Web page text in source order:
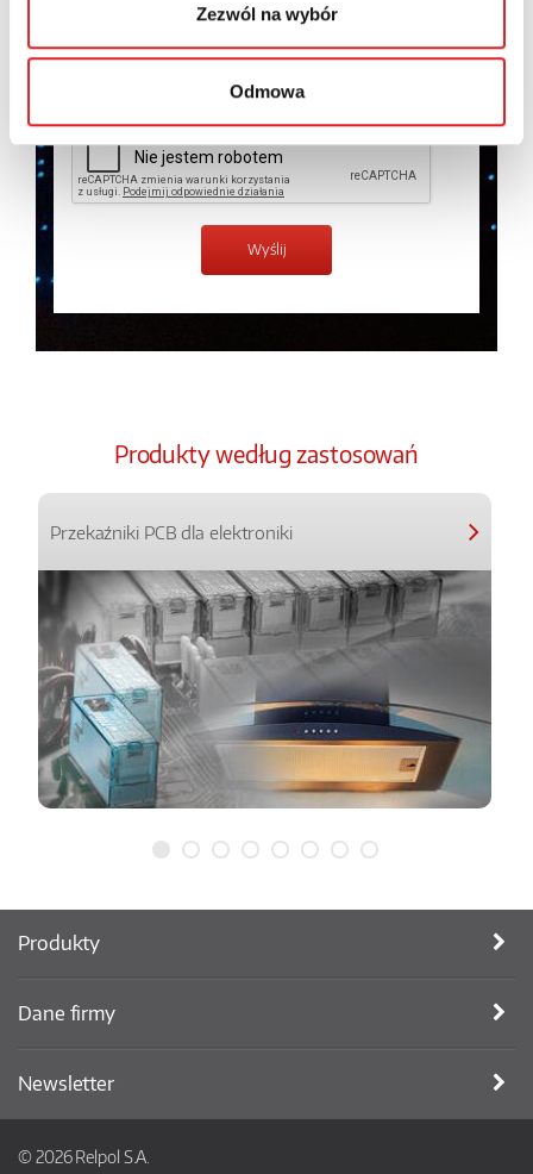
Zezwól na wybór
Odmowa
Produkty według zastosowań
Przekaźniki PCB dla elektroniki
Produkty
Dane firmy
Newsletter
© 2026 Relpol S.A.